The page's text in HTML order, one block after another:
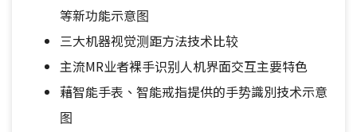
等新功能示意图
三大机器视觉测距方法技术比较
主流MR业者裸手识别人机界面交互主要特色
藉智能手表、智能戒指提供的手势識別技术示意
图